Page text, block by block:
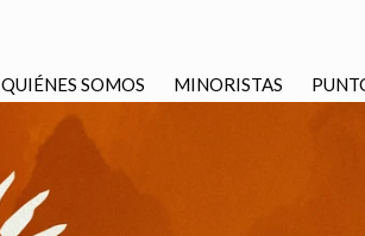
QUIÉNES SOMOS MINORISTAS